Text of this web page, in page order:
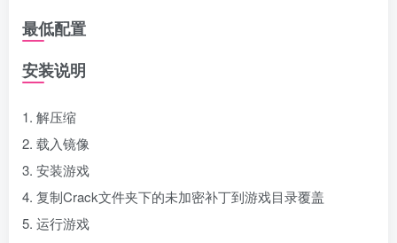
最低配置
安装说明
1. 解压缩
2. 载入镜像
3. 安装游戏
4. 复制Crack文件夹下的未加密补丁到游戏目录覆盖
5. 运行游戏